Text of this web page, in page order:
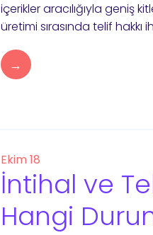
içerikler aracılığıyla geniş
üretimi sırasında telif
→
Ekim 18
İntihal ve
Hangi